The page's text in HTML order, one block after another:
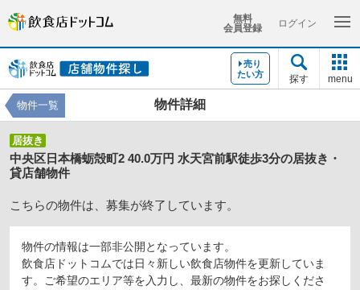
無料
会員登録
ログイン
売り
たい方
探す menu
物件詳細
物件一覧
居抜き
中央区日本橋蛎殻町2 40.0万円 水天宮前駅徒歩3分の居抜き・
貸店舗物件
こちらの物件は、募集が終了しています。
物件の情報は一部非公開となっています。
飲食店ドットコムでは日々新しい飲食店物件を更新していま
す。ご希望のエリア等を入力し、最新の物件をお探しくださ